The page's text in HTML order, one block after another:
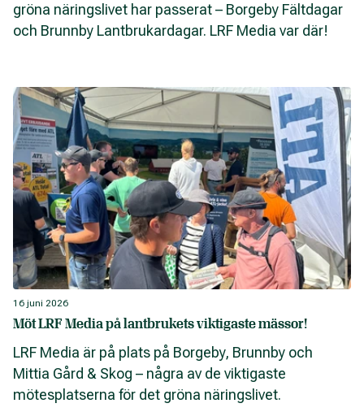
gröna näringslivet har passerat – Borgeby Fältdagar
och Brunnby Lantbrukardagar. LRF Media var där!
16 juni 2026
Möt LRF Media på lantbrukets viktigaste mässor!
LRF Media är på plats på Borgeby, Brunnby och
Mittia Gård & Skog – några av de viktigaste
mötesplatserna för det gröna näringslivet.